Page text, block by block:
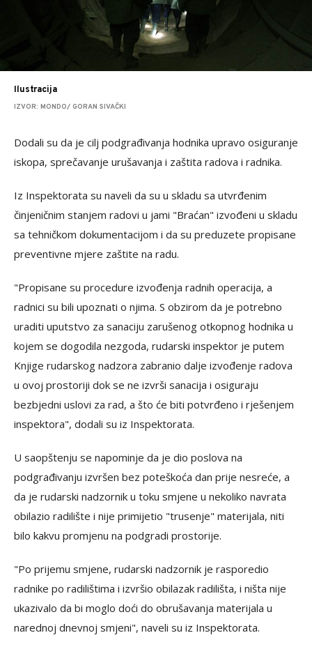
Ilustracija
IZVOR: MONDO/ GORAN SIVAČKI
Dodali su da je cilj podgrađivanja hodnika upravo osiguranje
iskopa, sprečavanje urušavanja i zaštita radova i radnika.
Iz Inspektorata su naveli da su u skladu sa utvrđenim
činjeničnim stanjem radovi u jami "Braćan" izvođeni u skladu
sa tehničkom dokumentacijom i da su preduzete propisane
preventivne mjere zaštite na radu.
"Propisane su procedure izvođenja radnih operacija, a
radnici su bili upoznati o njima. S obzirom da je potrebno
uraditi uputstvo za sanaciju zarušenog otkopnog hodnika u
kojem se dogodila nezgoda, rudarski inspektor je putem
Knjige rudarskog nadzora zabranio dalje izvođenje radova
u ovoj prostoriji dok se ne izvrši sanacija i osiguraju
bezbjedni uslovi za rad, a što će biti potvrđeno i rješenjem
inspektora", dodali su iz Inspektorata.
U saopštenju se napominje da je dio poslova na
podgrađivanju izvršen bez poteškoća dan prije nesreće, a
da je rudarski nadzornik u toku smjene u nekoliko navrata
obilazio radilište i nije primijetio "trusenje" materijala, niti
bilo kakvu promjenu na podgradi prostorije.
"Po prijemu smjene, rudarski nadzornik je rasporedio
radnike po radilištima i izvršio obilazak radilišta, i ništa nije
ukazivalo da bi moglo doći do obrušavanja materijala u
narednoj dnevnoj smjeni", naveli su iz Inspektorata.